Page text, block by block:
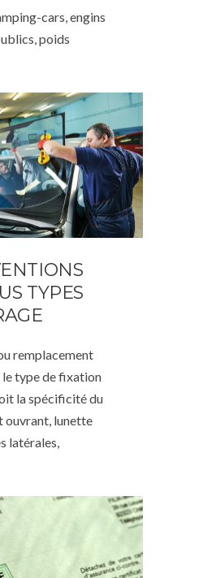
cars, engins
poids
TYPES
remplacement
type de fixation
la spécificité du
ouvrant, lunette
latérales,